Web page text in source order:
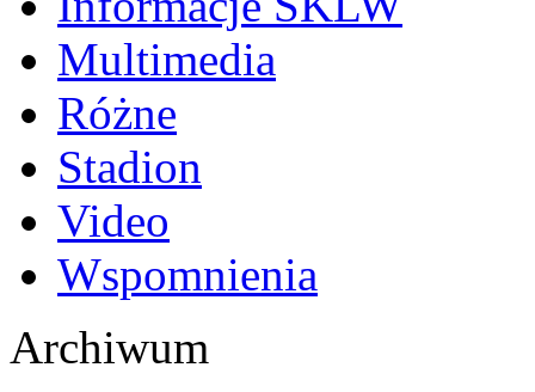
Multimedia
Różne
Stadion
Video
Wspomnienia
Archiwum